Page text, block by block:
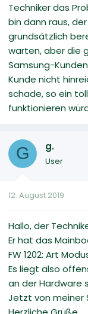
Techniker das
bin dann raus,
grundsätzlich
warten, aber die
Samsung-
Kunde nicht
schade, so ein
funktionieren
G g.
User
12. August 2019
Hallo, der
Er hat das
FW 1202: Art
Es liegt also
an der Hardware
Jetzt von meiner